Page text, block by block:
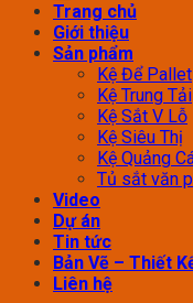
Trang chủ
Giới thiệu
Sản phẩm
Kệ Để Pallet
Kệ Trung Tải
Kệ Sắt V Lỗ
Kệ Siêu Thị
Kệ Quảng
Tủ sắt văn
Video
Dự án
Tin tức
Bản Vẽ – Thiết
Liên hệ